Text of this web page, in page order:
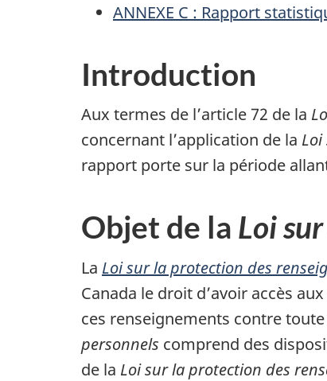
ANNEXE C : Rapport
Introduction
Aux termes de l’article 72 de la
concernant l’application de la
rapport porte sur la période
Objet de la Loi
La Loi sur la protection des
Canada le droit d’avoir accès
ces renseignements contre
personnels comprend des
de la Loi sur la protection des